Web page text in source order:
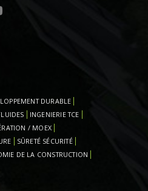
DURABLE
INGENIERIE TCE
/ MOEX
SÛRETÉ SÉCURITÉ
DE LA CONSTRUCTION